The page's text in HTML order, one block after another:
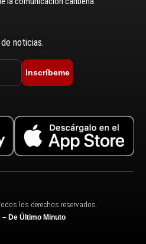
noticias.
Inscríbeme
los derechos reservados.
De Último Minuto